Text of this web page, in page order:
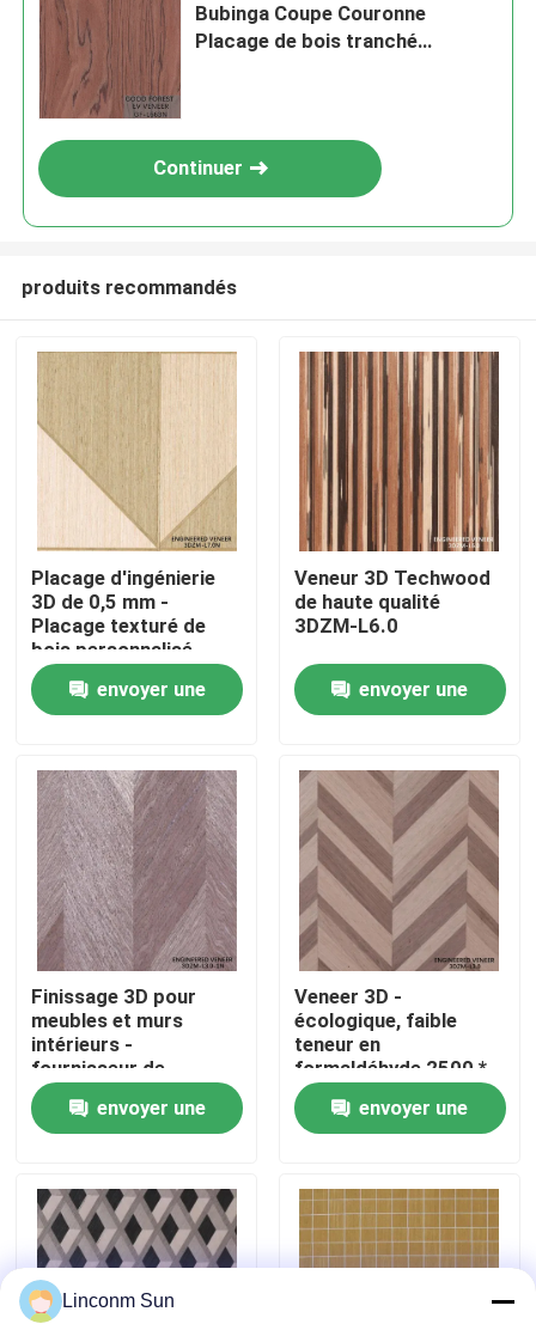
À la maison
Produits
À propos de nous
Visite de l'usine
Contrôle de la qualité
Nous contacter
Nouvelles
Demandez un devis
Placage de bois naturel
Bubinga Coupe Couronne
Placage de bois tranché
Continuer
produits recommandés
Placage d'ingénierie
3D de 0,5 mm -
Placage texturé de
bois personnalisé
certifié FSC pour
portes intérieures
3DZM-L7.0N
envoyer une
Veneur 3D Techwood
de haute qualité
3DZM-L6.0
envoyer une
Finissage 3D pour
meubles et murs
intérieurs -
fournisseur de
finissage 3DZM-L3.0-
1N
envoyer une
Veneer 3D -
écologique, faible
teneur en
formaldéhyde 2500 *
640 mm pour la
décoration intérieure
3DZM-L3.0
envoyer une
Linconm Sun